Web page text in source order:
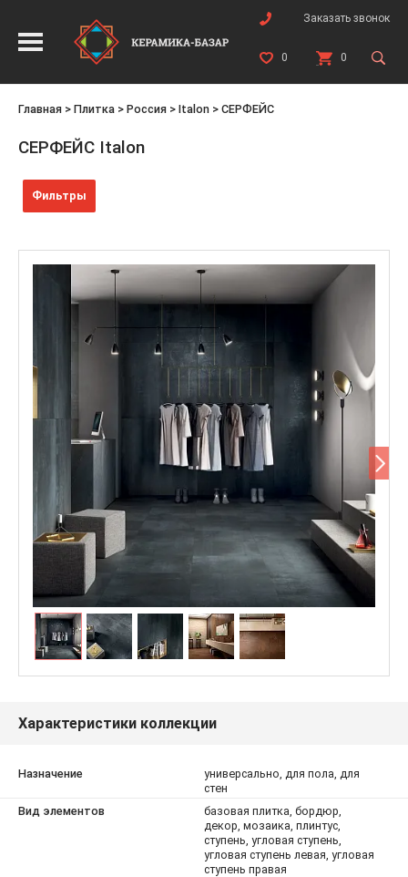
Заказать звонок
0 0
Главная > Плитка > Россия > Italon > СЕРФЕЙС
СЕРФЕЙС Italon
Фильтры
Характеристики коллекции
Назначение
универсально, для пола, для
стен
Вид элементов
базовая плитка, бордюр,
декор, мозаика, плинтус,
ступень, угловая ступень,
угловая ступень левая, угловая
ступень правая